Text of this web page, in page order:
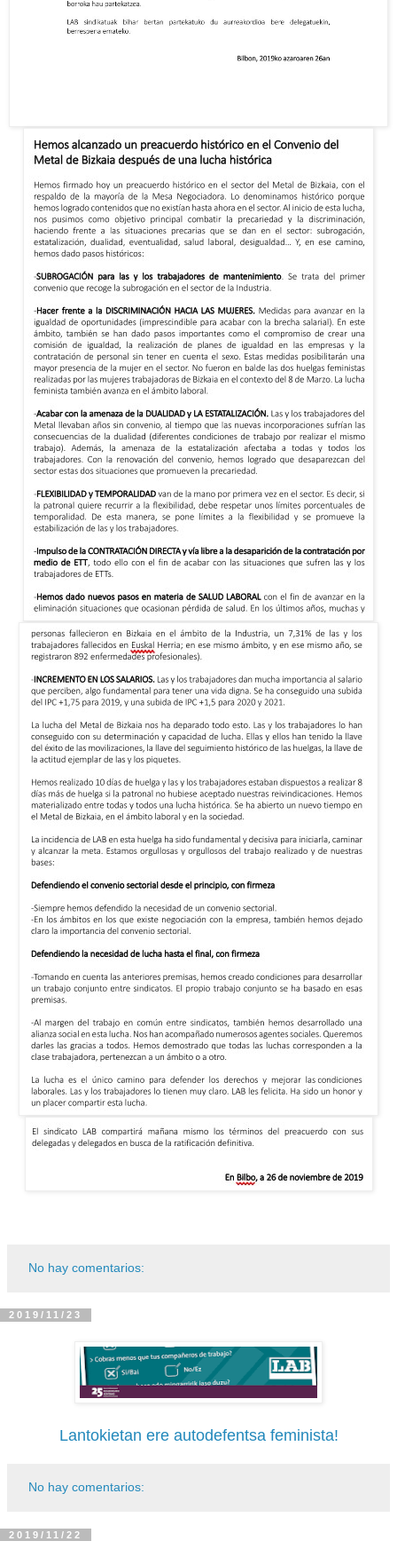
No hay comentarios:
2019/11/23
Lantokietan ere autodefentsa feminista!
No hay comentarios:
2019/11/22